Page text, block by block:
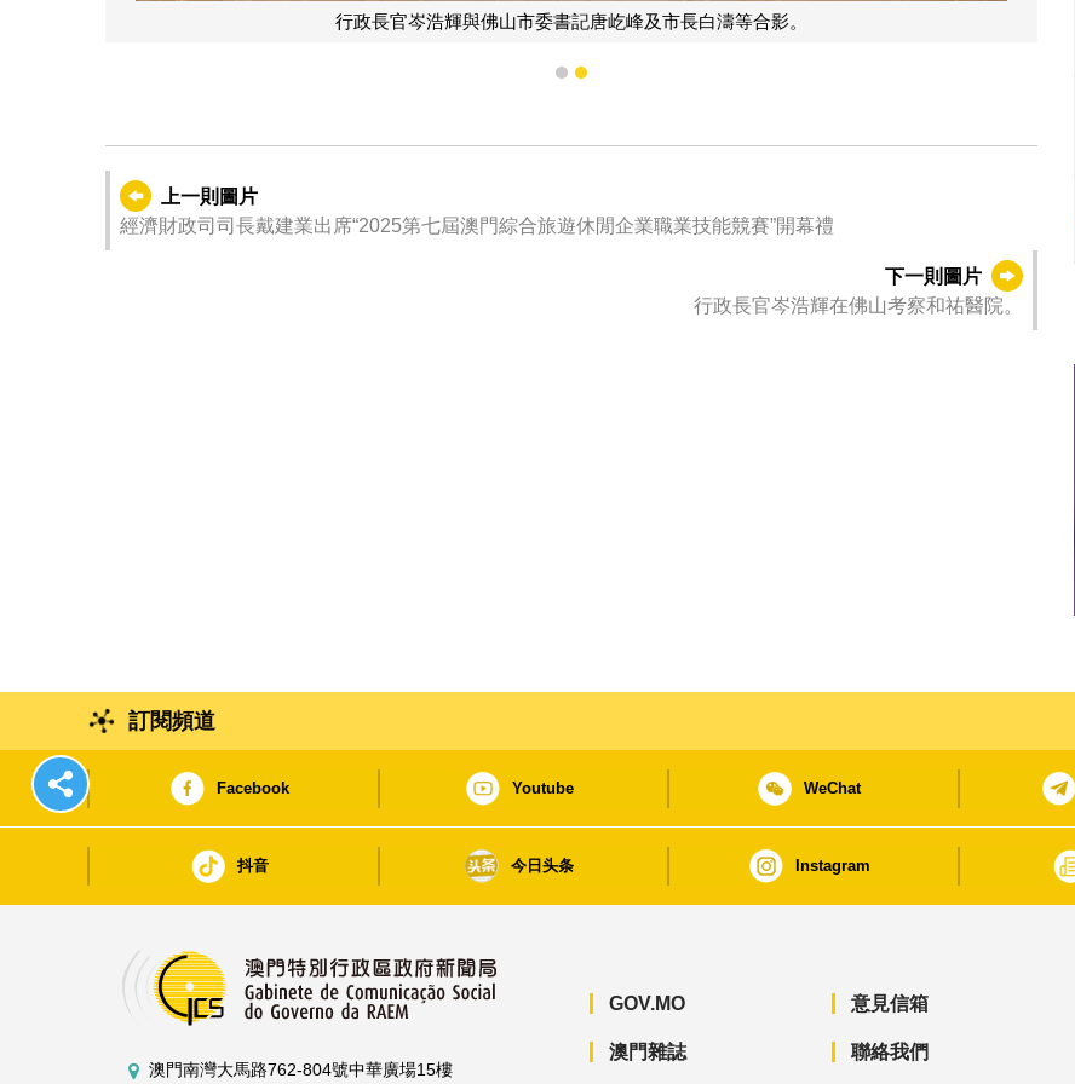
行政長官岑浩輝與佛山市委書記唐屹峰及市長白濤等合影。
1 2
上一則圖片
經濟財政司司長戴建業出席“2025第七屆澳門綜合旅遊休閒企業職業技能競賽”開幕禮
下一則圖片
行政長官岑浩輝在佛山考察和祐醫院。
訂閱頻道
Facebook Youtube WeChat
抖音 今日头条 Instagram
澳門南灣大馬路762-804號中華廣場15樓
GOV.MO
澳門雜誌
意見信箱
聯絡我們